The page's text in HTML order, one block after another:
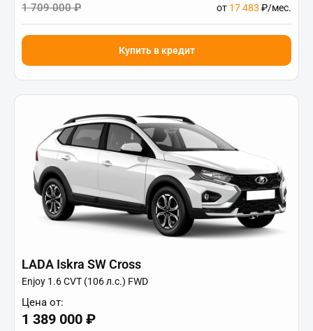
1 709 000 ₽ от 17 483 ₽/мес.
Купить в кредит
LADA Iskra SW Cross
Enjoy 1.6 CVT (106 л.с.) FWD
Цена от:
1 389 000 ₽